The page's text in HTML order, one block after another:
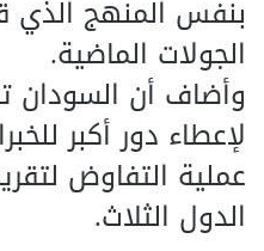
بنفس المنهج
الجولات الماضية.
وأضاف أن السودان
لإعطاء دور أكبر
عملية التفاوض
الدول الثلاث.